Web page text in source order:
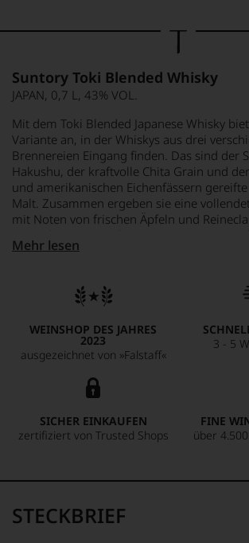
Suntory Toki Blended Whisky
JAPAN, 0,7 L, 43% VOL.
Mit dem Toki Blended Japanese Whisky
Variante an, in der Whiskys aus drei
Brennereien Eingang finden. Das sind der
Hakushu, der kraftvolle Chita Grain und
und amerikanischen Eichenfässern gereifte
Malt. Zusammen ergeben sie eine
mit Noten von frischen Äpfeln und
Kokos. Am Gaumen werden Noten von
balancierter Whisky.
Mehr lesen
WEINSHOP DES JAHRES
2023
ausgezeichnet von »Falstaff«
3 - 5
SICHER EINKAUFEN
zertifiziert von Trusted Shops
FINE
über
STECKBRIEF